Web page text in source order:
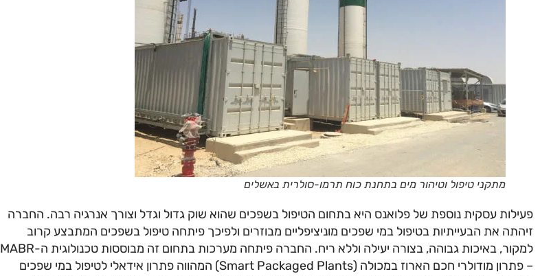
מתקני טיפול וטיהור מים בתחנת כוח תרמו-סולרית באשלים
פעילות עסקית נוספת של פלואנס היא בתחום הטיפול בשפכים שהוא שוק גדול וגדל וצורך אנרגיה רבה. החברה
זיהתה את הבעייתיות בטיפול במי שפכים מוניציפליים מבוזרים ולפיכך פיתחה טיפול בשפכים המתבצע קרוב
למקור, באיכות גבוהה, בצורה יעילה וללא ריח. החברה פיתחה מערכות בתחום זה מבוססות טכנולוגית ה-MABR
– פתרון מודולרי חכם הארוז במכולה (Smart Packaged Plants) המהווה פתרון אידאלי לטיפול במי שפכים